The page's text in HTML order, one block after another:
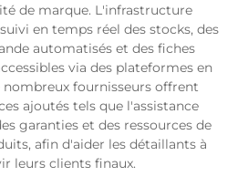
de marque. L'infrastructure
en temps réel des stocks, des
automatisés et des fiches
via des plateformes en
nombreux fournisseurs offrent
ajoutés tels que l'assistance
garanties et des ressources de
afin d'aider les détaillants à
leurs clients finaux.